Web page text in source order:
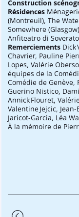
Construction
Résidences
(Montreuil), The
Somewhere
Anfiteatro di
Remerciements Dick
Chavrier, Pauline
Lopes, Valérie
équipes de la
Comédie de Genève,
Guerino Nistico,
Annick Flouret,
Valentine Jejcic,
Jaricot-Garcia, Léa
À la mémoire de